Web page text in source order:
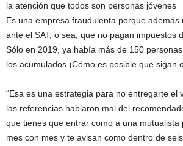
la atención que todos son personas jóvenes
Es una empresa fraudulenta porque además
ante el SAT, o sea, que no pagan impuestos
Sólo en 2019, ya había más de 150
los acumulados ¡Cómo es posible que sigan
“Esa es una estrategia para no entregarte el
las referencias hablaron mal del
que tienes que entrar como a una mutualista
mes con mes y te avisan como dentro de